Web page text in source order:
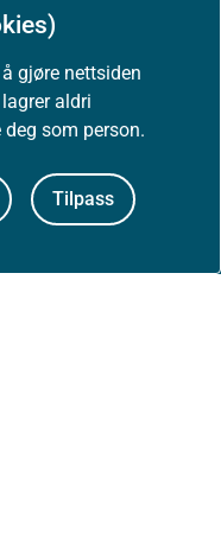
gjøre nettsiden
aldri
som person.
Tilpass